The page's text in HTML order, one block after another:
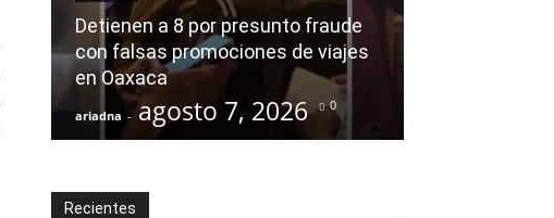
Detienen a 8 por presunto fraude
con falsas promociones de viajes
en Oaxaca
ariadna - agosto 7, 2026 0
Recientes